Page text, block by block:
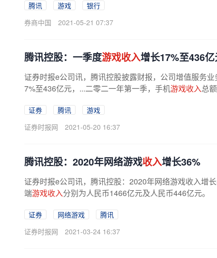
腾讯 游戏
银行
券商中国
2021-05-21 07:37
腾讯控股：一季度游戏收入增长17%至436
证券时报e公司讯，腾讯控股披露财报，公司增值服务
7%至436亿元，...二零二一年第一季，手机游戏收入总
证券 腾讯
游戏
证券时报网
2021-05-20 16:37
腾讯控股：2020年网络游戏收入增长36%
证券时报e公司讯，腾讯控股：2020年网络游戏收入增
端游戏收入分别为人民币1466亿元及人民币446亿元。
证券 网络游戏
腾讯
证券时报网
2021-03-24 16:37